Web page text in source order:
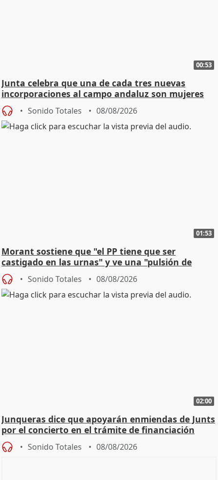
00:53
Junta celebra que una de cada tres nuevas
incorporaciones al campo andaluz son mujeres
jóvenes
Sonido Totales 08/08/2026
01:53
Morant sostiene que "el PP tiene que ser
castigado en las urnas" y ve una "pulsión de
cambio"
Sonido Totales 08/08/2026
02:00
Junqueras dice que apoyarán enmiendas de Junts
por el concierto en el trámite de financiación
Sonido Totales 08/08/2026